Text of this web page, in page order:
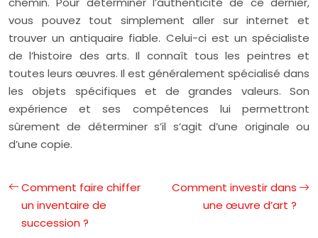
vous pouvez tout simplement aller sur internet et
trouver un antiquaire fiable. Celui-ci est un spécialiste
de l’histoire des arts. Il connaît tous les peintres et
toutes leurs œuvres. Il est généralement spécialisé dans
les objets spécifiques et de grandes valeurs. Son
expérience et ses compétences lui permettront
sûrement de déterminer s’il s’agit d’une originale ou
d’une copie.
Comment faire chiffer
un inventaire de
succession ?
Comment investir dans
une œuvre d’art ?